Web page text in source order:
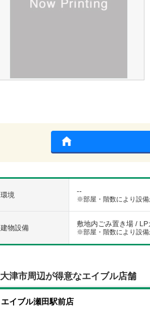
環境 --
※部屋・階数により設備
建物設備 敷地内ごみ置き場 /
※部屋・階数により設備
大津市周辺が得意なエイブル店舗
エイブル瀬田駅前店